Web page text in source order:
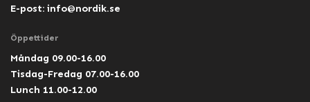
E-post: info@nordik.se
Öppettider
Måndag 09.00-16.00
Tisdag-Fredag 07.00-16.00
Lunch 11.00-12.00